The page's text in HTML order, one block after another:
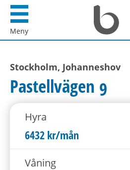
Meny
Startsida
i
AB
Stockholm, Johanneshov
Pastellvägen 9
Hyra
6432 kr/mån
Våning